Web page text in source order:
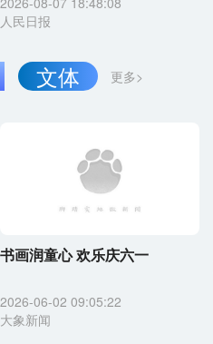
人民日报
更多>
文体
书画润童心 欢乐庆六一
2026-06-02 09:05:22
大象新闻